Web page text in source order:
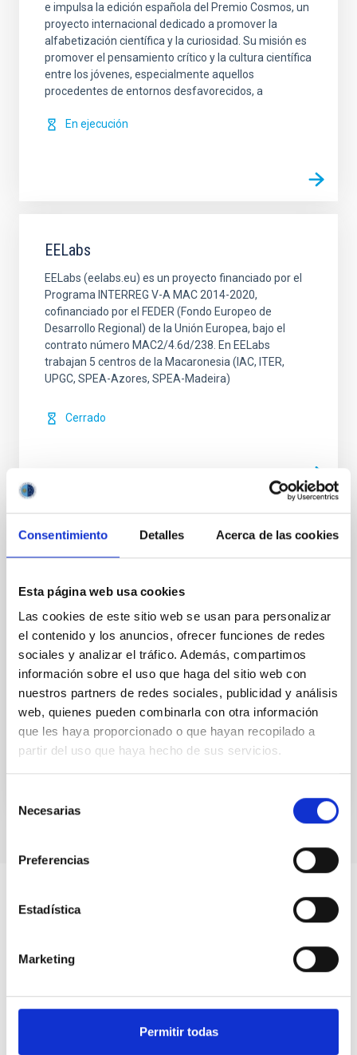
Consentimiento Detalles Acerca de las cookies
Esta página web usa cookies
Las cookies de este sitio web se usan para personalizar
el contenido y los anuncios, ofrecer funciones de redes
sociales y analizar el tráfico. Además, compartimos
información sobre el uso que haga del sitio web con
nuestros partners de redes sociales, publicidad y análisis
web, quienes pueden combinarla con otra información
que les haya proporcionado o que hayan recopilado a
partir del uso que haya hecho de sus servicios.
Necesarias
Preferencias
Estadística
Marketing
Permitir todas
e impulsa la edición española del Premio Cosmos, un
proyecto internacional dedicado a promover la
alfabetización científica y la curiosidad. Su misión es
promover el pensamiento crítico y la cultura científica
entre los jóvenes, especialmente aquellos
procedentes de entornos desfavorecidos, a
En ejecución
EELabs
EELabs (eelabs.eu) es un proyecto financiado por el
Programa INTERREG V-A MAC 2014-2020,
cofinanciado por el FEDER (Fondo Europeo de
Desarrollo Regional) de la Unión Europea, bajo el
contrato número MAC2/4.6d/238. En EELabs
trabajan 5 centros de la Macaronesia (IAC, ITER,
UPGC, SPEA-Azores, SPEA-Madeira)
Cerrado
El Cielo
ejecución del programa Septenio, puesto en marcha
iniciativa de la Unión Astronómica Internacional que
lo declaró Año Internacional de la Astronomía, y que
Canarias adopta celebrando el Año del Cielo en el
marco del Septenio. EL CIELO puede dar lugar no
Alfredo Rafael Rosenberg González
Cerrado